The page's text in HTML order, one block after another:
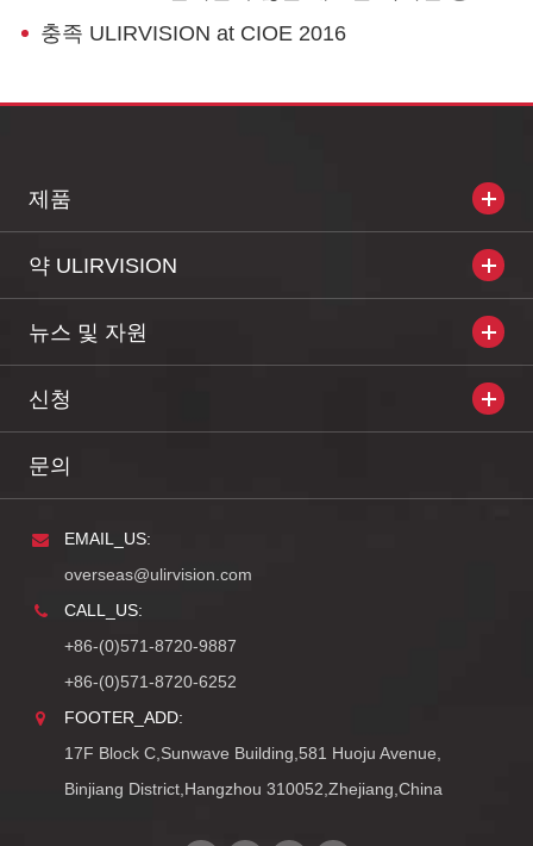
충족 ULIRVISION at CIOE 2016
제품
약 ULIRVISION
뉴스 및 자원
신청
문의
EMAIL_US:
overseas@ulirvision.com
CALL_US:
+86-(0)571-8720-9887
+86-(0)571-8720-6252
FOOTER_ADD:
17F Block C,Sunwave Building,581 Huoju Avenue,
Binjiang District,Hangzhou 310052,Zhejiang,China